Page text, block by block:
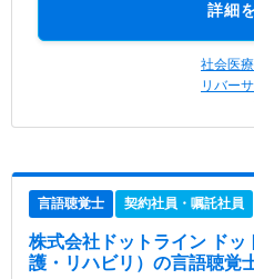
詳細
社会医
リバー
言語聴覚士 契約社員・嘱託社員
株式会社ドットライン ドッ
護・リハビリ） の言語聴覚